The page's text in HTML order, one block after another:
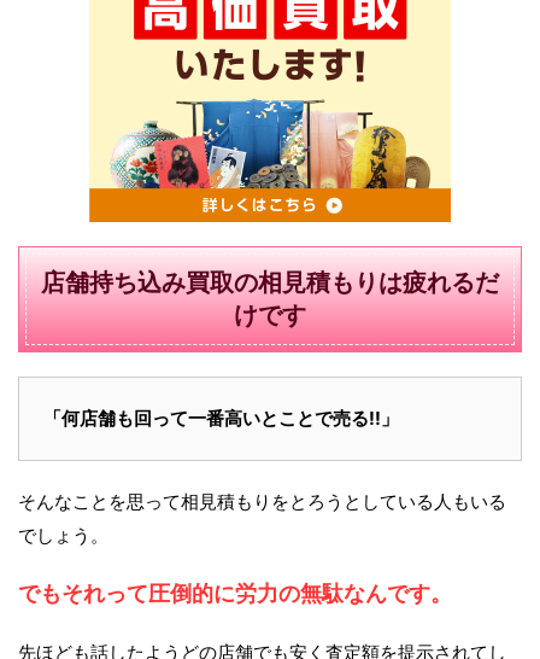
店舗持ち込み買取の相見積もりは疲れるだ
けです
「何店舗も回って一番高いとことで売る!!」
そんなことを思って相見積もりをとろうとしている人もいる
でしょう。
でもそれって圧倒的に労力の無駄なんです。
先ほども話したようどの店舗でも安く査定額を提示されてし